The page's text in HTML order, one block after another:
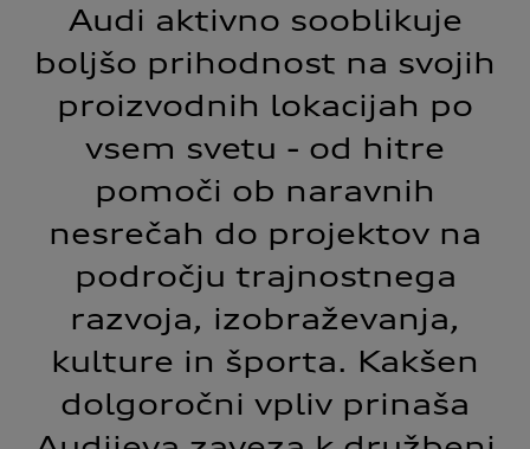
Audi aktivno sooblikuje
boljšo prihodnost na svojih
proizvodnih lokacijah po
vsem svetu - od hitre
pomoči ob naravnih
nesrečah do projektov na
področju trajnostnega
razvoja, izobraževanja,
kulture in športa. Kakšen
dolgoročni vpliv prinaša